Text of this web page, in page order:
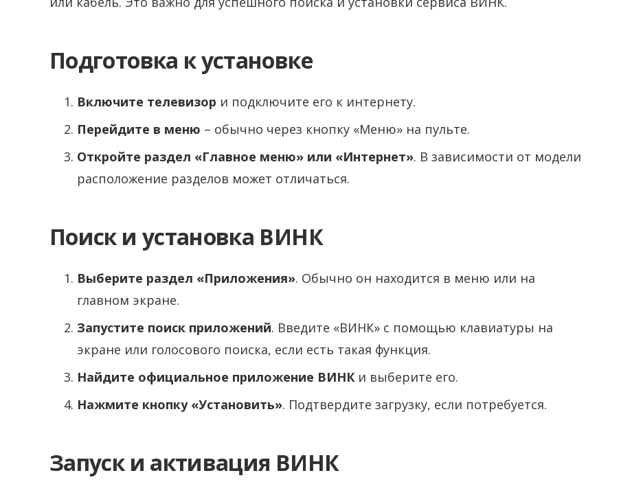
Подготовка к установке
Включите телевизор и подключите его к интернету.
Перейдите в меню – обычно через кнопку «Меню» на пульте.
Откройте раздел «Главное меню» или «Интернет». В зависимости от модели
расположение разделов может отличаться.
Поиск и установка ВИНК
Выберите раздел «Приложения». Обычно он находится в меню или на
главном экране.
Запустите поиск приложений. Введите «ВИНК» с помощью клавиатуры на
экране или голосового поиска, если есть такая функция.
Найдите официальное приложение ВИНКи выберите его.
Нажмите кнопку «Установить». Подтвердите загрузку, если потребуется.
Запуск и активация ВИНК